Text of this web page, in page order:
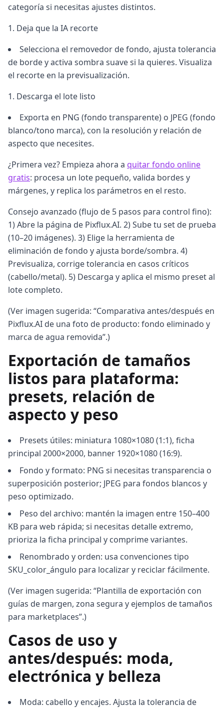
categoría si necesitas ajustes distintos.
Deja que la IA recorte
Selecciona el removedor de fondo, ajusta tolerancia
de borde y activa sombra suave si la quieres. Visualiza
el recorte en la previsualización.
Descarga el lote listo
Exporta en PNG (fondo transparente) o JPEG (fondo
blanco/tono marca), con la resolución y relación de
aspecto que necesites.
¿Primera vez? Empieza ahora a quitar fondo online
gratis: procesa un lote pequeño, valida bordes y
márgenes, y replica los parámetros en el resto.
Consejo avanzado (flujo de 5 pasos para control fino):
1) Abre la página de Pixflux.AI. 2) Sube tu set de prueba
(10–20 imágenes). 3) Elige la herramienta de
eliminación de fondo y ajusta borde/sombra. 4)
Previsualiza, corrige tolerancia en casos críticos
(cabello/metal). 5) Descarga y aplica el mismo preset al
lote completo.
(Ver imagen sugerida: “Comparativa antes/después en
Pixflux.AI de una foto de producto: fondo eliminado y
marca de agua removida”.)
Exportación de tamaños
listos para plataforma:
presets, relación de
aspecto y peso
Presets útiles: miniatura 1080×1080 (1:1), ficha
principal 2000×2000, banner 1920×1080 (16:9).
Fondo y formato: PNG si necesitas transparencia o
superposición posterior; JPEG para fondos blancos y
peso optimizado.
Peso del archivo: mantén la imagen entre 150–400
KB para web rápida; si necesitas detalle extremo,
prioriza la ficha principal y comprime variantes.
Renombrado y orden: usa convenciones tipo
SKU_color_ángulo para localizar y reciclar fácilmente.
(Ver imagen sugerida: “Plantilla de exportación con
guías de margen, zona segura y ejemplos de tamaños
para marketplaces”.)
Casos de uso y
antes/después: moda,
electrónica y belleza
Moda: cabello y encajes. Ajusta la tolerancia de